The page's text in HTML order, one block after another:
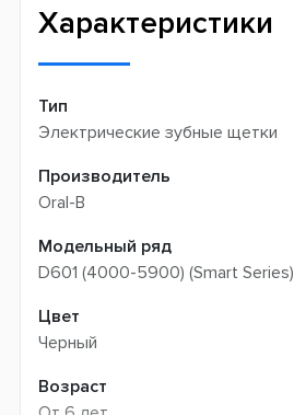
Характеристики
Тип
Электрические зубные щетки
Производитель
Oral-B
Модельный ряд
D601 (4000-5900) (Smart Series)
Цвет
Черный
Возраст